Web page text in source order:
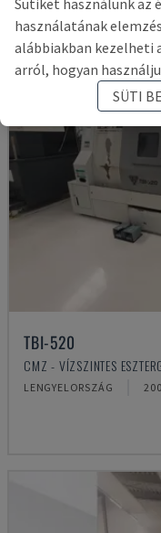
TBI-520
CMZ - VÍZSZINTES
LENGYELORSZÁG
használatának
alábbiakban kezelheti
arról, hogyan
SÜTI